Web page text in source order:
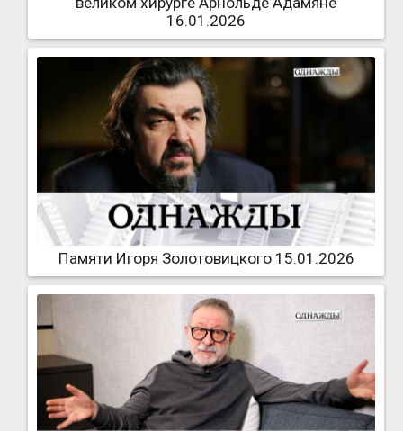
16.01.2026
Памяти Игоря Золотовицкого 15.01.2026